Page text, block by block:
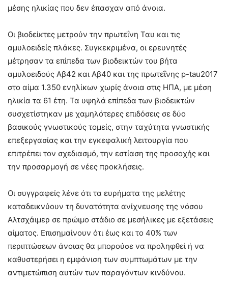
μέσης ηλικίας που δεν έπασχαν από άνοια.
Οι βιοδείκτες μετρούν την πρωτεΐνη Ταυ και τις
αμυλοειδείς πλάκες. Συγκεκριμένα, οι ερευνητές
μέτρησαν τα επίπεδα των βιοδεικτών του βήτα
αμυλοειδούς Αβ42 και Αβ40 και της πρωτεΐνης p-tau2017
στο αίμα 1.350 ενηλίκων χωρίς άνοια στις ΗΠΑ, με μέση
ηλικία τα 61 έτη. Τα υψηλά επίπεδα των βιοδεικτών
συσχετίστηκαν με χαμηλότερες επιδόσεις σε δύο
βασικούς γνωστικούς τομείς, στην ταχύτητα γνωστικής
επεξεργασίας και την εγκεφαλική λειτουργία που
επιτρέπει τον σχεδιασμό, την εστίαση της προσοχής και
την προσαρμογή σε νέες προκλήσεις.
Οι συγγραφείς λένε ότι τα ευρήματα της μελέτης
καταδεικνύουν τη δυνατότητα ανίχνευσης της νόσου
Αλτσχάιμερ σε πρώιμο στάδιο σε μεσήλικες με εξετάσεις
αίματος. Επισημαίνουν ότι έως και το 40% των
περιπτώσεων άνοιας θα μπορούσε να προληφθεί ή να
καθυστερήσει η εμφάνιση των συμπτωμάτων με την
αντιμετώπιση αυτών των παραγόντων κινδύνου.